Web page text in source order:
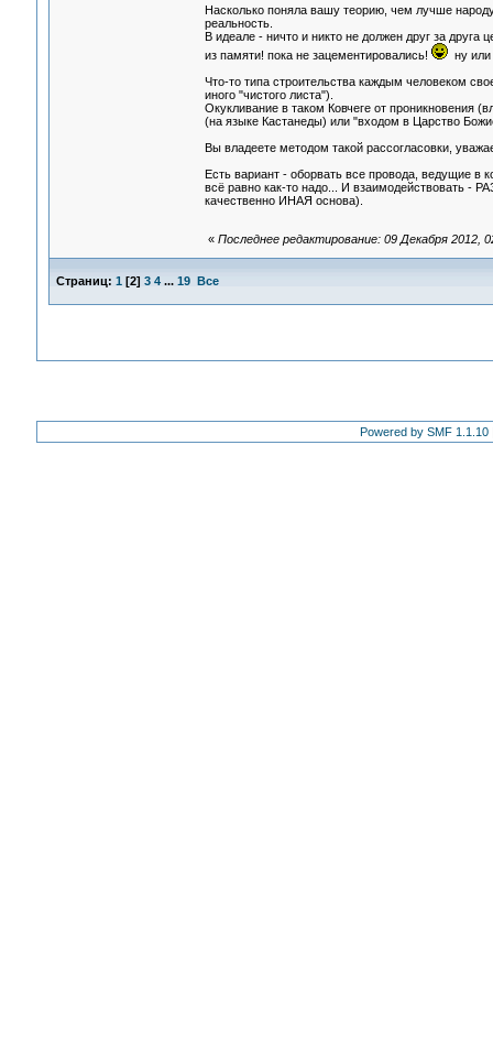
Насколько поняла вашу теорию, чем лучше
реальность.
В идеале - ничто и никто не должен друг за
из памяти! пока не зацементировались!
ну или
Что-то типа строительства каждым человеком
иного "чистого листа").
Окукливание в таком Ковчеге от проникновения
(на языке Кастанеды) или "входом в Царство
Вы владеете методом такой рассогласовки,
Есть вариант - оборвать все провода, ведущие в
всё равно как-то надо... И взаимодействовать
качественно ИНАЯ основа).
« Последнее редактирование: 09 Декабря 2012,
Страниц: 1 [2] 3 4 ... 19 Все
Powered by SMF 1.1.10